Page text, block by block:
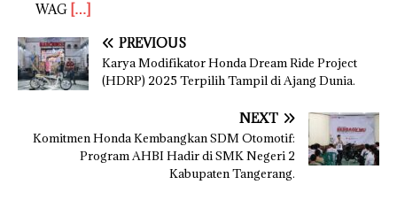
WAG […]
PREVIOUS
Karya Modifikator Honda Dream Ride Project
(HDRP) 2025 Terpilih Tampil di Ajang Dunia.
NEXT
Komitmen Honda Kembangkan SDM Otomotif:
Program AHBI Hadir di SMK Negeri 2
Kabupaten Tangerang.